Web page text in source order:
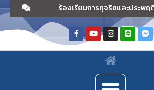
ร้องเรียนการทุจริตและประพ